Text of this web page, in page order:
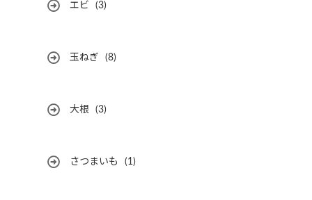
エビ (3)
玉ねぎ (8)
大根 (3)
さつまいも (1)